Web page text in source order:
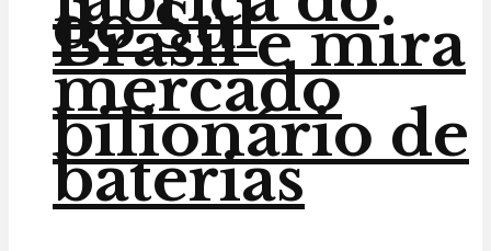
Brasil e mira
mercado
bilionário de
baterias
do Sul